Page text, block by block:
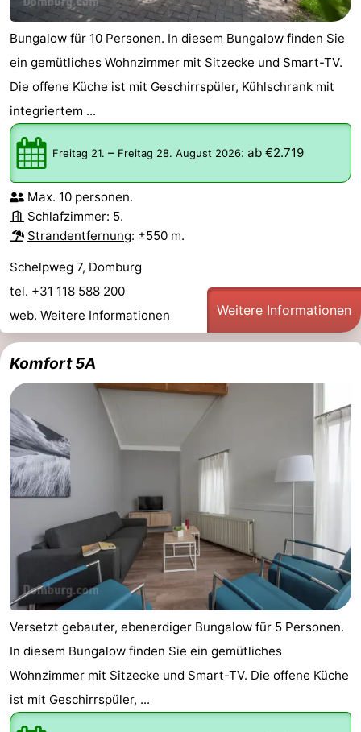
Bungalow für 10 Personen. In diesem Bungalow finden Sie
ein gemütliches Wohnzimmer mit Sitzecke und Smart-TV.
Die offene Küche ist mit Geschirrspüler, Kühlschrank mit
integriertem ...
Freitag 21. – Freitag 28. August 2026: ab €2.719
Max. 10 personen.
Schlafzimmer: 5.
Strandentfernung: ±550 m.
Schelpweg 7, Domburg
tel. +31 118 588 200
web. Weitere Informationen Weitere Informationen
Komfort 5A
Versetzt gebauter, ebenerdiger Bungalow für 5 Personen.
In diesem Bungalow finden Sie ein gemütliches
Wohnzimmer mit Sitzecke und Smart-TV. Die offene Küche
ist mit Geschirrspüler, ...